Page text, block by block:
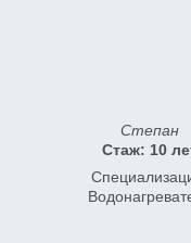
Степан
Стаж: 10